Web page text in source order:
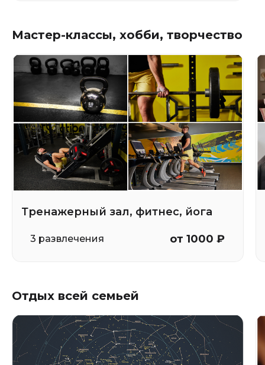
Мастер-классы, хобби, творчество
Тренажерный зал, фитнес, йога
3 развлечения от 1000 ₽
Отдых всей семьей